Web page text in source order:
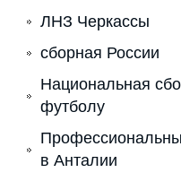
ЛНЗ Черкассы
сборная России
Национальная
футболу
в Анталии